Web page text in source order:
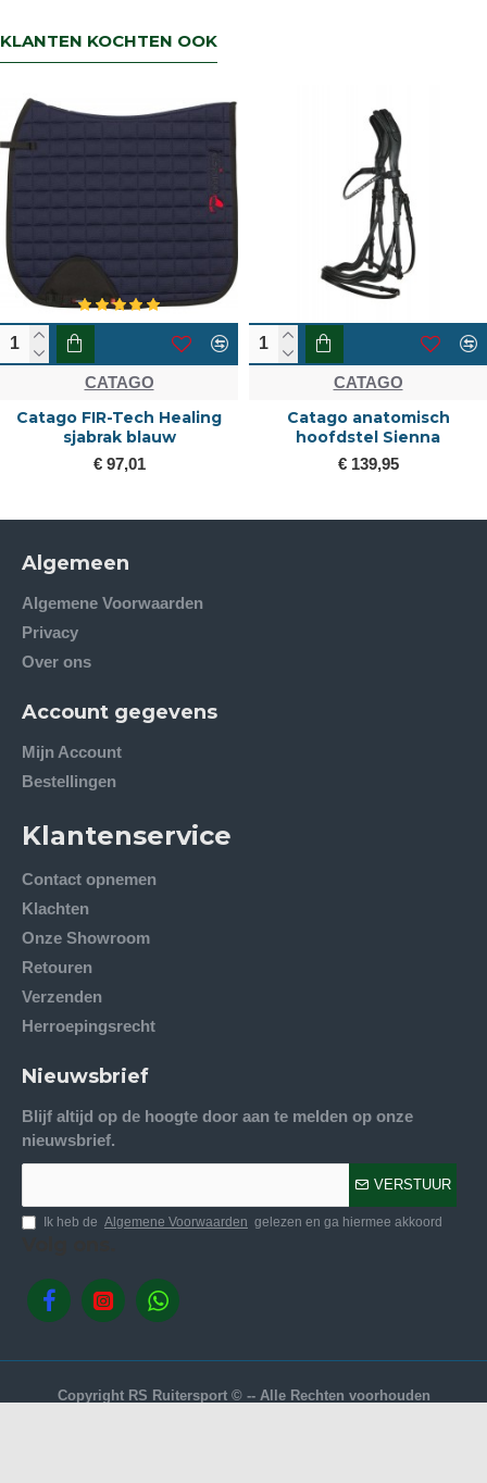
KLANTEN KOCHTEN OOK
CATAGO
Catago FIR-Tech Healing
sjabrak blauw
€ 97,01
CATAGO
Catago anatomisch
hoofdstel Sienna
€ 139,95
Algemeen
Algemene Voorwaarden
Privacy
Over ons
Account gegevens
Mijn Account
Bestellingen
Klantenservice
Contact opnemen
Klachten
Onze Showroom
Retouren
Verzenden
Herroepingsrecht
Nieuwsbrief
Blijf altijd op de hoogte door aan te melden op onze
nieuwsbrief.
VERSTUUR
Ik heb de Algemene Voorwaarden gelezen en ga hiermee akkoord
Copyright RS Ruitersport © -- Alle Rechten voorhouden